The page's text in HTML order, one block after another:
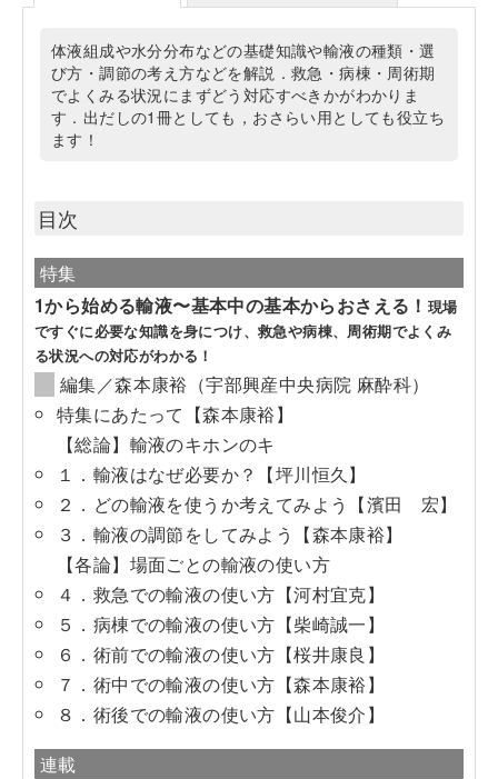
体液組成や水分分布などの基礎知識や輸液の種類・選
び方・調節の考え方などを解説．救急・病棟・周術期
でよくみる状況にまずどう対応すべきかがわかりま
す．出だしの1冊としても，おさらい用としても役立ち
ます！
目次
特集
1から始める輸液〜基本中の基本からおさえる！ 現場
ですぐに必要な知識を身につけ、救急や病棟、周術期でよくみ
る状況への対応がわかる！
編集／森本康裕（宇部興産中央病院 麻酔科）
特集にあたって【森本康裕】
【総論】輸液のキホンのキ
１．輸液はなぜ必要か？【坪川恒久】
２．どの輸液を使うか考えてみよう【濱田 宏】
３．輸液の調節をしてみよう【森本康裕】
【各論】場面ごとの輸液の使い方
４．救急での輸液の使い方【河村宜克】
５．病棟での輸液の使い方【柴崎誠一】
６．術前での輸液の使い方【桜井康良】
７．術中での輸液の使い方【森本康裕】
８．術後での輸液の使い方【山本俊介】
連載